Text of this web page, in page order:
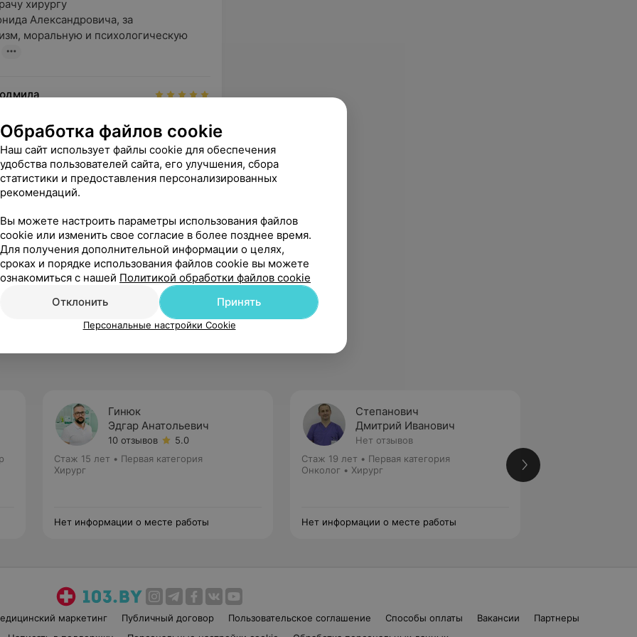
хирургу
Александровича, за
моральную и психологическую
хирургу Бакуновичу
за его нелегкий труд,
побольше...
Рекомендую
благодарность хирургу
Александровичу за его нелегкий
ему и все...
Гинюк
Эдгар Анатольевич
10 отзывов
5.0
Стаж 15 лет • Первая категория
Хирург
Нет информации о месте работы
Степанович
Дмитрий Иванович
Нет отзывов
Стаж 19 лет • Первая категория
Онколог • Хирург
Нет информации о месте работы
маркетинг Публичный договор Пользовательское соглашение Способы оплаты Вакансии
Партнеры
Обработка файлов cookie
Наш сайт использует файлы cookie для обеспечения
удобства пользователей сайта, его улучшения, сбора
статистики и предоставления персонализированных
рекомендаций.
Вы можете настроить параметры использования файлов
cookie или изменить свое согласие в более позднее время.
Для получения дополнительной информации о целях,
сроках и порядке использования файлов cookie вы можете
ознакомиться с нашей Политикой обработки файлов cookie
Отклонить
Принять
Персональные настройки Cookie